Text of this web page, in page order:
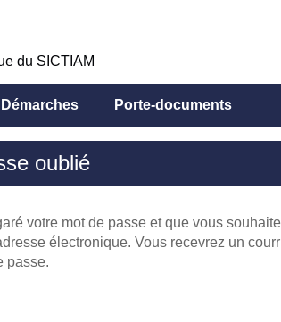
du SICTIAM
Démarches Porte-documents
oublié
votre mot de passe et que vous
électronique. Vous recevrez un
passe.